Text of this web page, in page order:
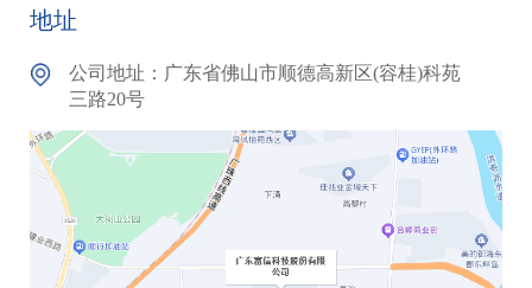
地址
公司地址：广东省佛山市顺德高新区(容桂)科苑
三路20号